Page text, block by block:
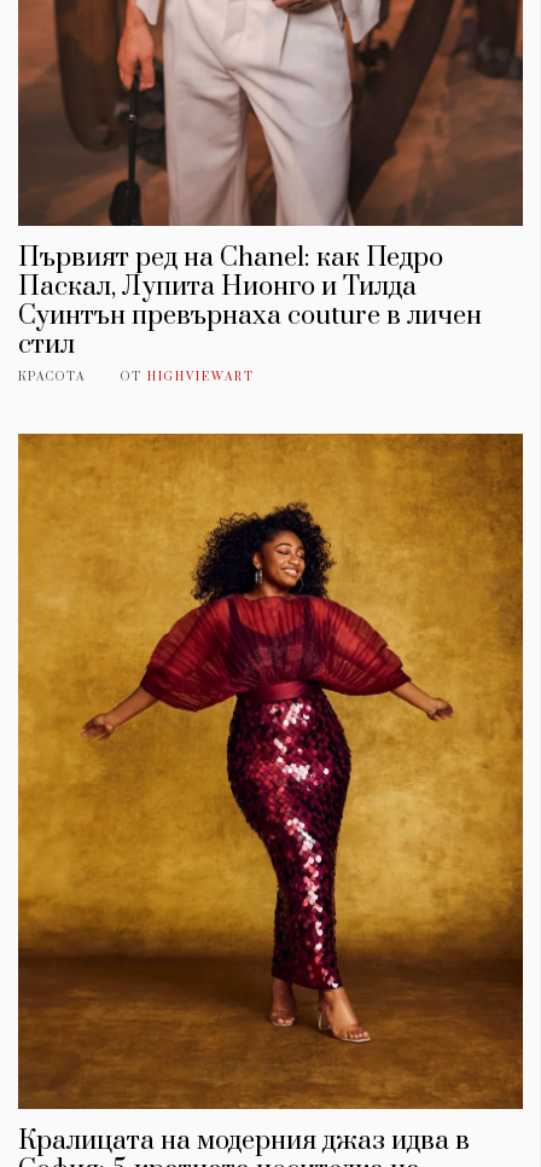
Първият ред на Chanel: как Педро
Паскал, Лупита Нионго и Тилда
Суинтън превърнаха couture в личен
стил
КРАСОТА ОТ HIGHVIEWART
Кралицата на модерния джаз идва в